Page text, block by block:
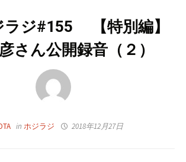
ラジ#155 【特別編】
さん公開録音（２）
inホジラジ 2018年12月27日